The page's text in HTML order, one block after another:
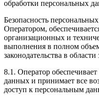
обработки персональных
Безопасность
Оператором,
организационных и
выполнения в полном
законодательства в
8.1. Оператор
данных и принимает все
доступ к персональным